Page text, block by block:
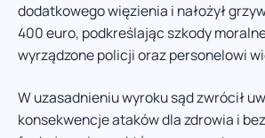
dodatkowego więzienia i nałożył
400 euro, podkreślając szkody
wyrządzone policji oraz personelowi
W uzasadnieniu wyroku sąd zwrócił
konsekwencje ataków dla zdrowia i